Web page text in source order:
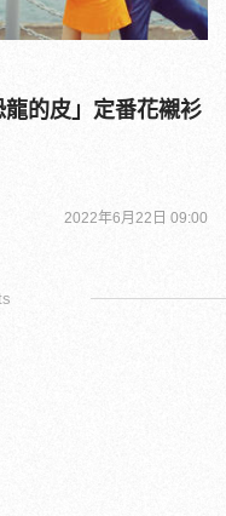
的皮」定番花襯衫
2022年6月22日 09:00